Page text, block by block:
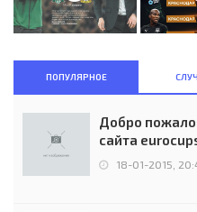
ПОПУЛЯРНОЕ
Добро
сайта
18-01-2015,